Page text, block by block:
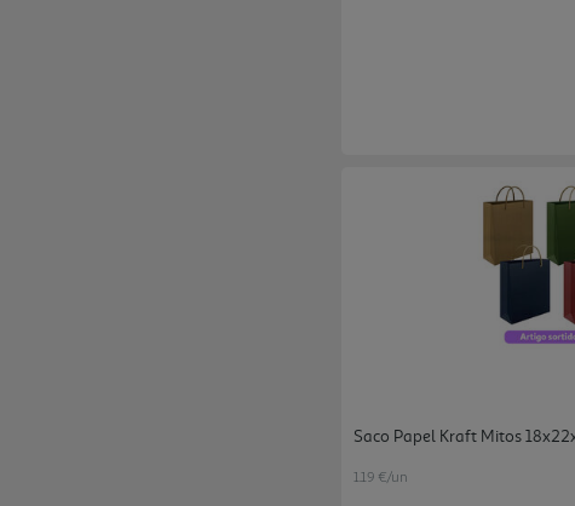
Saco Papel Kraft Mitos
1.19 €/un